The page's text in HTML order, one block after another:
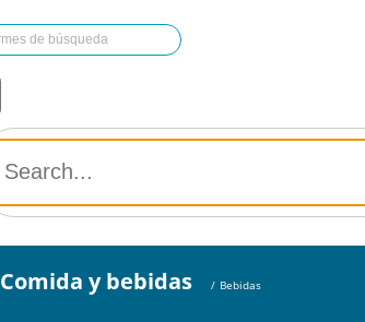
Comida y bebidas / Bebidas